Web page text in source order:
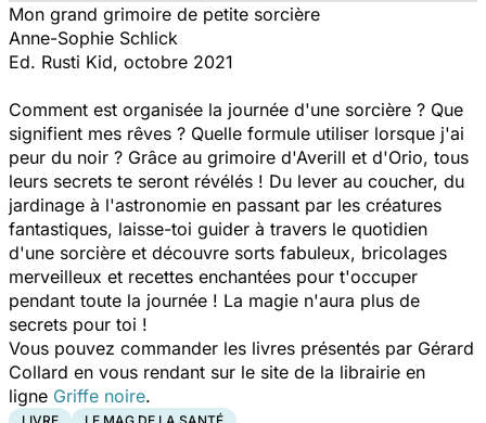
Mon grand grimoire de petite sorcière
Anne-Sophie Schlick
Ed. Rusti Kid, octobre 2021
Comment est organisée la journée d'une sorcière ? Que
signifient mes rêves ? Quelle formule utiliser lorsque j'ai
peur du noir ? Grâce au grimoire d'Averill et d'Orio, tous
leurs secrets te seront révélés ! Du lever au coucher, du
jardinage à l'astronomie en passant par les créatures
fantastiques, laisse-toi guider à travers le quotidien
d'une sorcière et découvre sorts fabuleux, bricolages
merveilleux et recettes enchantées pour t'occuper
pendant toute la journée ! La magie n'aura plus de
secrets pour toi !
Vous pouvez commander les livres présentés par Gérard
Collard en vous rendant sur le site de la librairie en
ligne Griffe noire.